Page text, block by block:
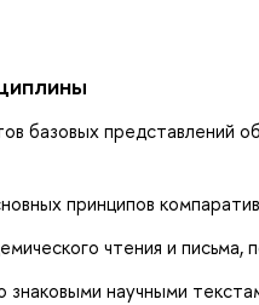
базовых представлений
принципов
чтения и
знаковыми научными